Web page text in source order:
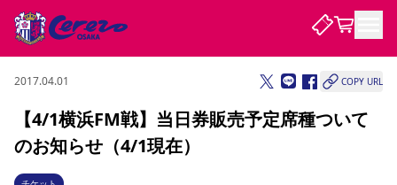
試合・チーム
試合について
試合日程 / 結果
観戦する
2017.04.01 COPY URL
【4/1横浜FM戦】当日券販売予定席種ついて
のお知らせ（4/1現在）